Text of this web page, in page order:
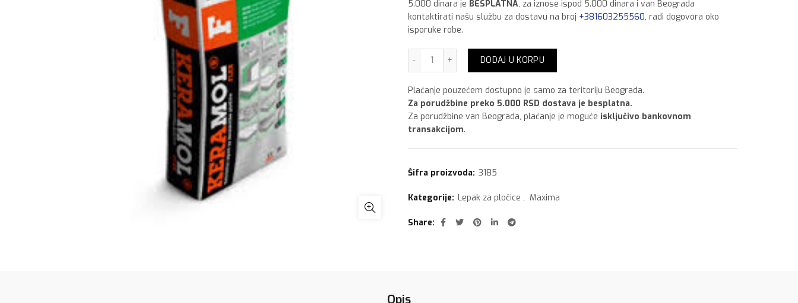
5.000 dinara je BESPLATNA, za iznose ispod 5.000 dinara i van Beograda
kontaktirati našu službu za dostavu na broj +381603255560, radi dogovora oko
isporuke robe.
Maxima Keramol Flex,25 kg količina
DODAJ U KORPU
Plaćanje pouzećem dostupno je samo za teritoriju Beograda.
Za porudžbine preko 5.000 RSD dostava je besplatna.
Za porudžbine van Beograda, plaćanje je moguće isključivo bankovnom
transakcijom.
Šifra proizvoda: 3185
Kategorije: Lepak za pločice , Maxima
Share
Opis